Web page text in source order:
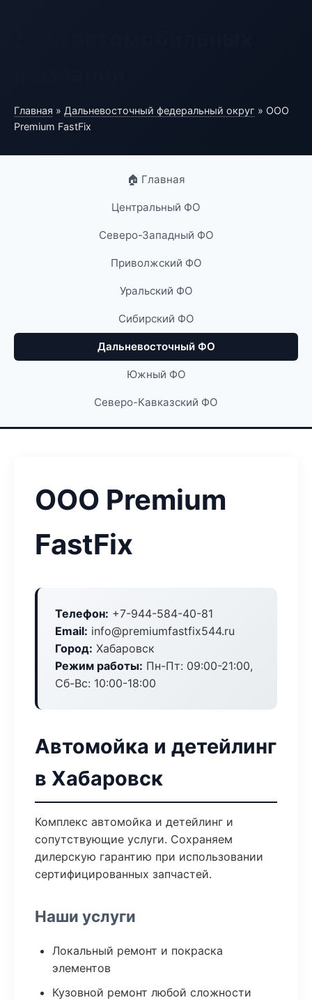
Главная » Дальневосточный федеральный округ » ООО
Premium FastFix
🏠 Главная
Центральный ФО
Северо-Западный ФО
Приволжский ФО
Уральский ФО
Сибирский ФО
Дальневосточный ФО
Южный ФО
Северо-Кавказский ФО
ООО Premium
FastFix
Телефон: +7-944-584-40-81
Email: info@premiumfastfix544.ru
Город: Хабаровск
Режим работы: Пн-Пт: 09:00-21:00,
Сб-Вс: 10:00-18:00
Автомойка и детейлинг
в Хабаровск
Комплекс автомойка и детейлинг и
сопутствующие услуги. Сохраняем
дилерскую гарантию при использовании
сертифицированных запчастей.
Наши услуги
Локальный ремонт и покраска
элементов
Кузовной ремонт любой сложности